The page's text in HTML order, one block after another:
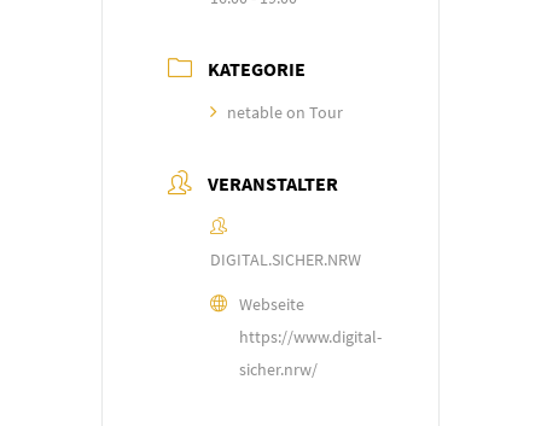
KATEGORIE
netable on Tour
VERANSTALTER
DIGITAL.SICHER.NRW
Webseite
https://www.digital-
sicher.nrw/